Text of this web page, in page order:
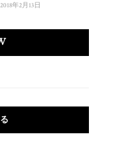
2018年2月13日